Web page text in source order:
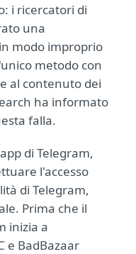
i ricercatori di
una
modo improprio
metodo con
al contenuto dei
ha informato
falla.
di Telegram,
l'accesso
di Telegram,
Prima che il
inizia a
e BadBazaar